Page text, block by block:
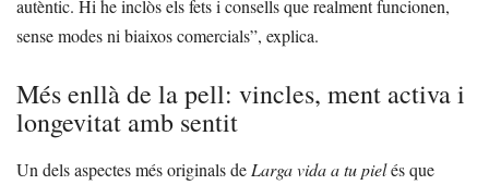
autèntic. Hi he inclòs els fets i consells que realment funcionen,
sense modes ni biaixos comercials”, explica.
Més enllà de la pell: vincles, ment activa i
longevitat amb sentit
Un dels aspectes més originals de Larga vida a tu pielés que